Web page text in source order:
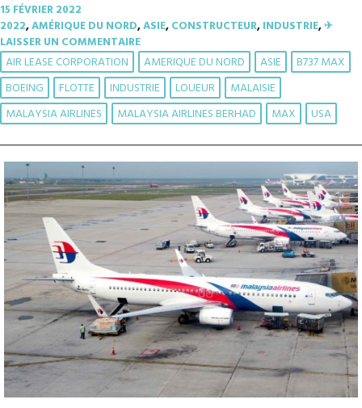
15 FÉVRIER 2022
2022,AMÉRIQUE DU NORD,ASIE,CONSTRUCTEUR,INDUSTRIE,✈︎
LAISSER UN COMMENTAIRE
AIR LEASE CORPORATION AMERIQUE DU NORD ASIE
B737 MAX
BOEING
FLOTTE INDUSTRIE LOUEUR
MALAISIE
MALAYSIA AIRLINES
MALAYSIA AIRLINES BERHAD MAX USA